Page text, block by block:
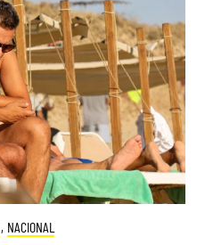
, NACIONAL